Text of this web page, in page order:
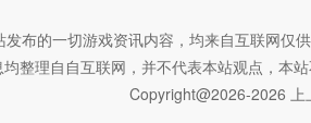
发布的一切游戏资讯内容，均来自互联网仅
整理自自互联网，并不代表本站观点，本
Copyright@2026-2026